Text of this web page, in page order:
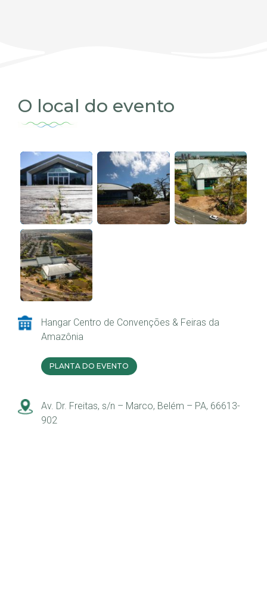
O local do evento
Hangar Centro de Convenções & Feiras da
Amazônia
PLANTA DO EVENTO
Av. Dr. Freitas, s/n – Marco, Belém – PA, 66613-
902